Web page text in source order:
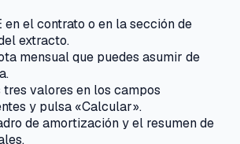
en el contrato o en la sección de
extracto.
mensual que puedes asumir de
valores en los campos
y pulsa «Calcular».
de amortización y el resumen de